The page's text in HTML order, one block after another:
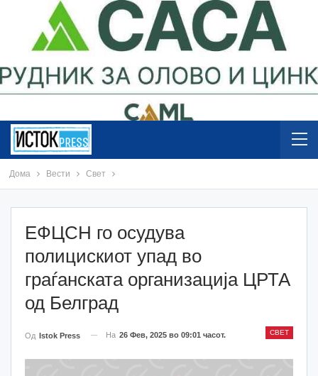
Дома Вести Свет
ЕФЦСН го осудува
полицискиот упад во
граѓанската организација ЦРТА
од Белград
СВЕТ
Од Istok Press На 26 Фев, 2025 во 09:01 часот.